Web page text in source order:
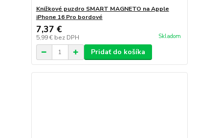
Knižkové puzdro SMART MAGNETO na Apple
iPhone 16 Pro bordové
7,37 €
5,99 € bez DPH Skladom
Pridať do košíka